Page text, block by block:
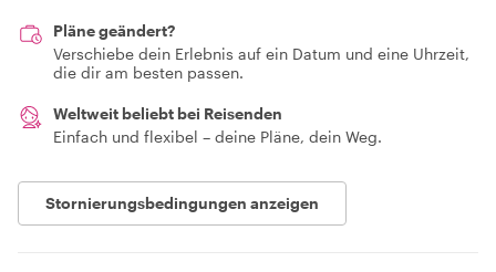
Pläne geändert?
Verschiebe dein Erlebnis auf ein Datum und eine Uhrzeit,
die dir am besten passen.
Weltweit beliebt bei Reisenden
Einfach und flexibel – deine Pläne, dein Weg.
Stornierungsbedingungen anzeigen